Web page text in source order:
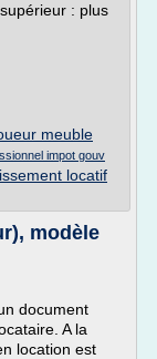
: plus
meuble
impot gouv
locatif
modèle
document
A la
location est